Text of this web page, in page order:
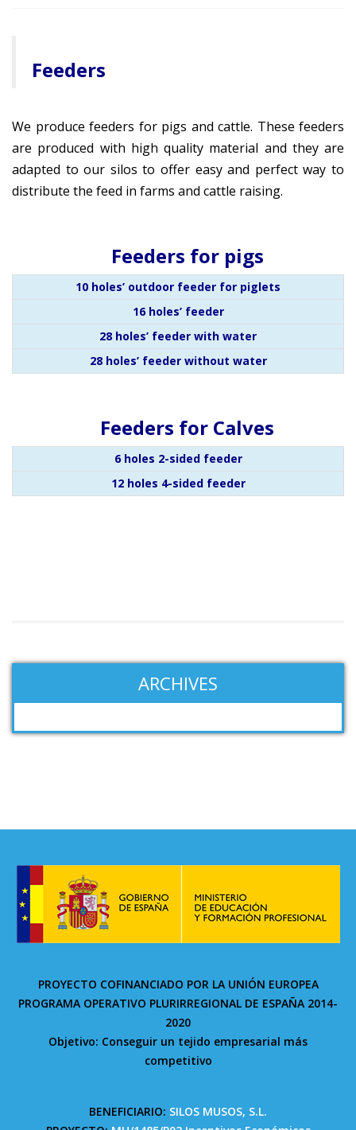
Feeders
We produce feeders for pigs and cattle. These feeders
are produced with high quality material and they are
adapted to our silos to offer easy and perfect way to
distribute the feed in farms and cattle raising.
Feeders for pigs
10 holes’ outdoor feeder for piglets
16 holes’ feeder
28 holes’ feeder with water
28 holes’ feeder without water
Feeders for Calves
6 holes 2-sided feeder
12 holes 4-sided feeder
ARCHIVES
PROYECTO COFINANCIADO POR LA UNIÓN EUROPEA
PROGRAMA OPERATIVO PLURIRREGIONAL DE ESPAÑA 2014-
2020
Objetivo: Conseguir un tejido empresarial más
competitivo
BENEFICIARIO: SILOS MUSOS, S.L.